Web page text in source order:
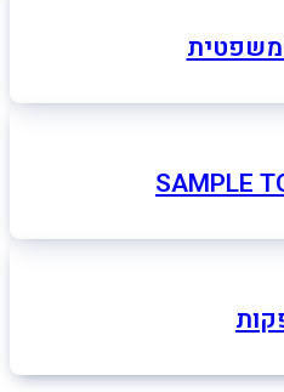
SAMPLE